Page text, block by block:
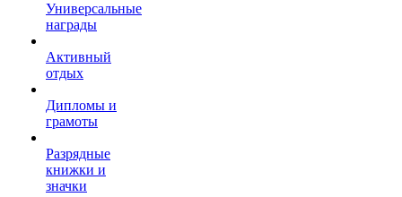
Универсальные
награды
Активный
отдых
Дипломы и
грамоты
Разрядные
книжки и
значки